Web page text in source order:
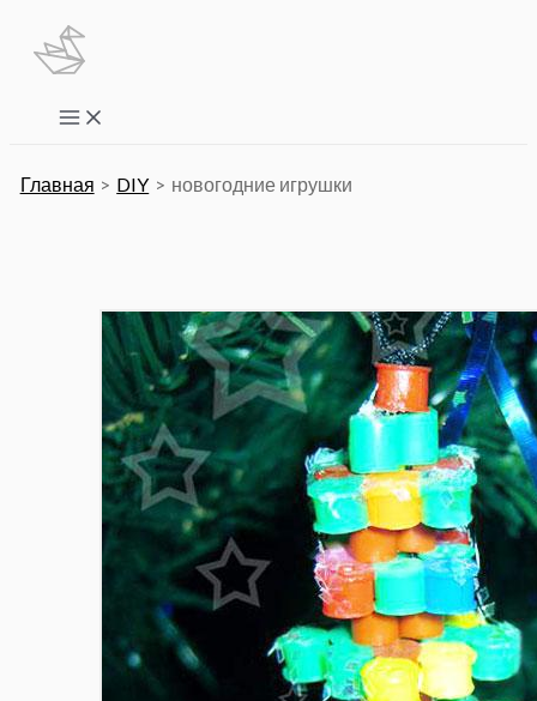
Перейти
содержимому
Main
Menu
Главная DIY новогодние игрушки